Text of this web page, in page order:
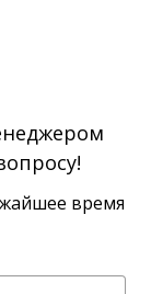
время